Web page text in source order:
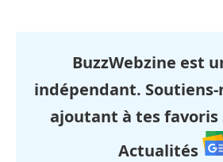
BuzzWebzine est
indépendant. Soutiens-
ajoutant à tes favoris
Actualités